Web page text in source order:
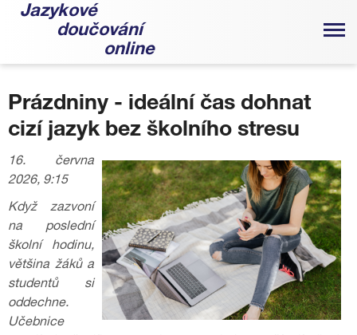
Jazykové
doučování
online
Prázdniny - ideální čas dohnat
cizí jazyk bez školního stresu
16. června
2026, 9:15
Když zazvoní
na poslední
školní hodinu,
většina žáků a
studentů si
oddechne.
Učebnice